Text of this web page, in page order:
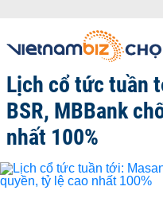
Lịch cổ tức tuần
BSR, MBBank
nhất 100%